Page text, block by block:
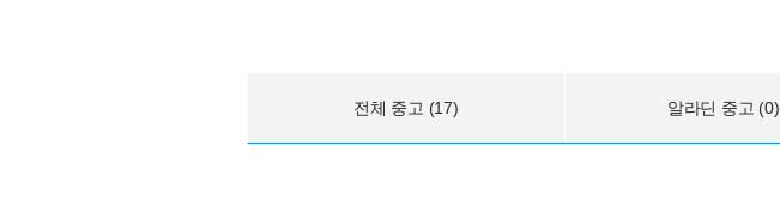
전체 중고 (17) 알라딘 중고 (0)